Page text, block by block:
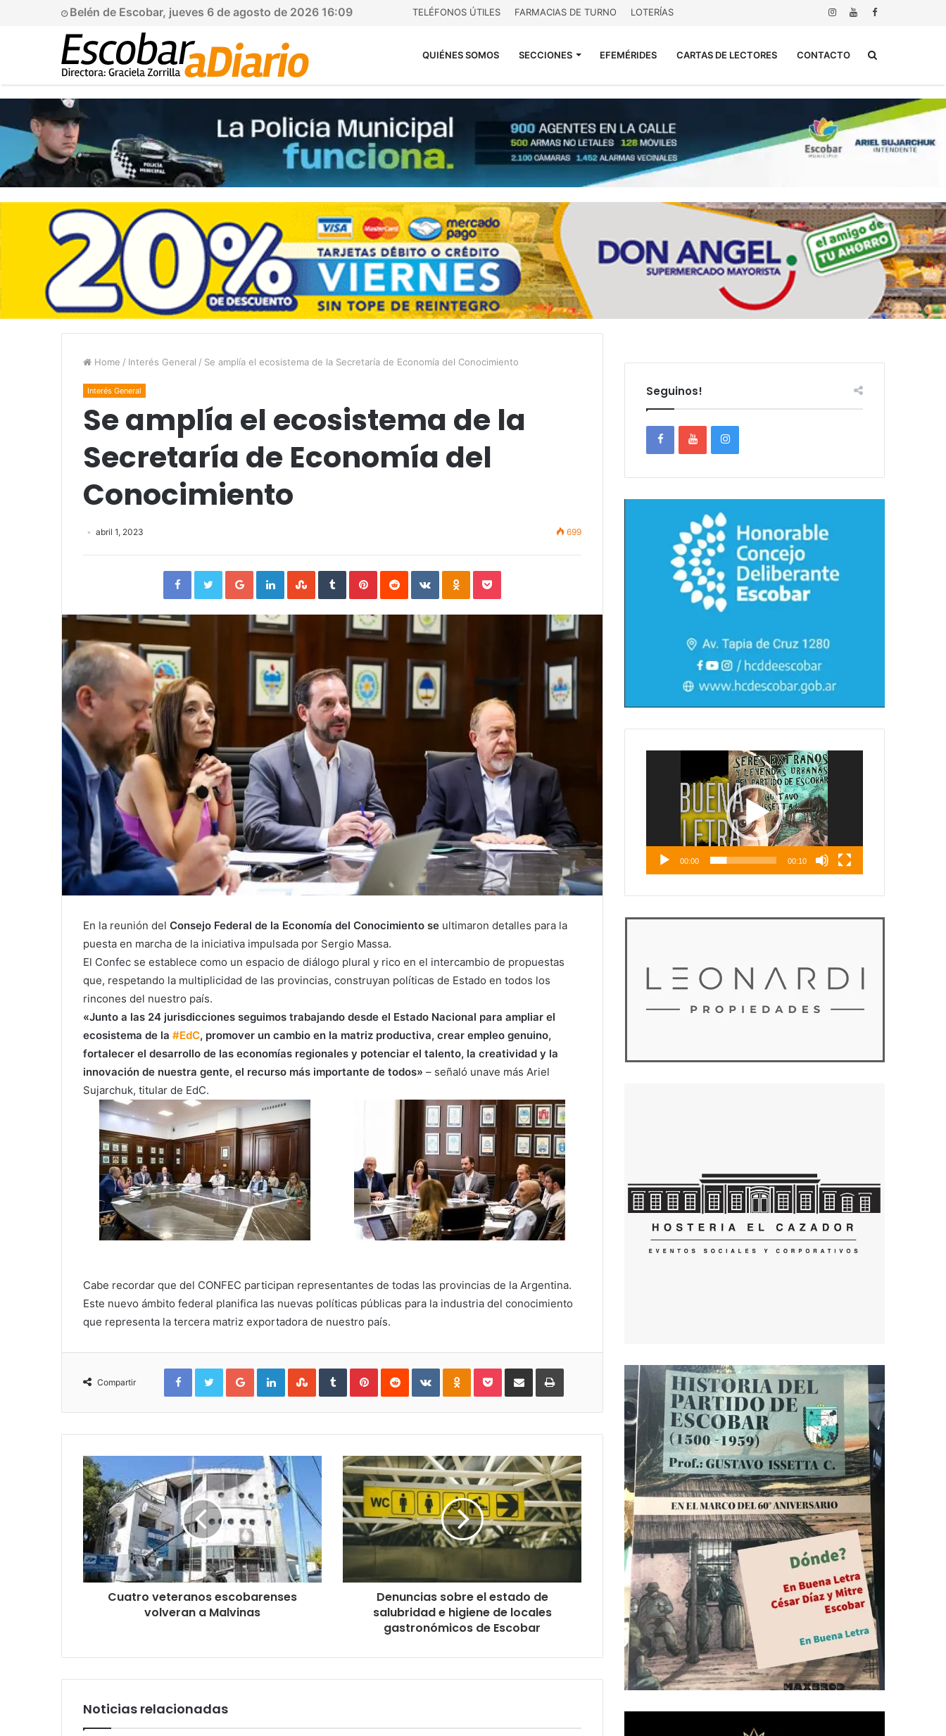
Belén de Escobar, jueves 6 de agosto de 2026 16:09 TELÉFONOS ÚTILES FARMACIAS DE TURNO LOTERÍAS
QUIÉNES SOMOS SECCIONES EFEMÉRIDES CARTAS DE LECTORES CONTACTO
Home / Interés General / Se amplía el ecosistema de la Secretaría de Economía del Conocimiento
Interés General
Se amplía el ecosistema de la
Secretaría de Economía del
Conocimiento
abril 1, 2023 699
FacebookTwitterGoogle+LinkedInStumbleUpon
TumblrPinterestReddit VKontakteOdnoklassniki
Pocket
En la reunión del Consejo Federal de la Economía del Conocimiento se ultimaron detalles para la
puesta en marcha de la iniciativa impulsada por Sergio Massa.
El Confec se establece como un espacio de diálogo plural y rico en el intercambio de propuestas
que, respetando la multiplicidad de las provincias, construyan políticas de Estado en todos los
rincones del nuestro país.
«Junto a las 24 jurisdicciones seguimos trabajando desde el Estado Nacional para ampliar el
ecosistema de la #EdC, promover un cambio en la matriz productiva, crear empleo genuino,
fortalecer el desarrollo de las economías regionales y potenciar el talento, la creatividad y la
innovación de nuestra gente, el recurso más importante de todos» – señaló unave más Ariel
Sujarchuk, titular de EdC.
Cabe recordar que del CONFEC participan representantes de todas las provincias de la Argentina.
Este nuevo ámbito federal planifica las nuevas políticas públicas para la industria del conocimiento
que representa la tercera matriz exportadora de nuestro país.
Compartir
FacebookTwitterGoogle+LinkedInStumbleUpon
TumblrPinterestReddit VKontakteOdnoklassniki
PocketCompartirImprimir
Cuatro veteranos escobarenses
volveran a Malvinas
Denuncias sobre el estado de
salubridad e higiene de locales
gastronómicos de Escobar
Noticias relacionadas
Seguinos!
00:00 00:10